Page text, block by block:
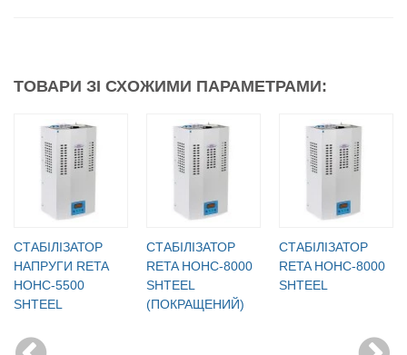
ТОВАРИ ЗІ СХОЖИМИ ПАРАМЕТРАМИ:
CТАБІЛІЗАТОР
НАПРУГИ RETA
НОНС-5500
SHTEEL
СТАБІЛІЗАТОР
RETA НОНС-8000
SHTEEL
(ПОКРАЩЕНИЙ)
СТАБІЛІЗАТОР
RETA НОНС-8000
SHTEEL